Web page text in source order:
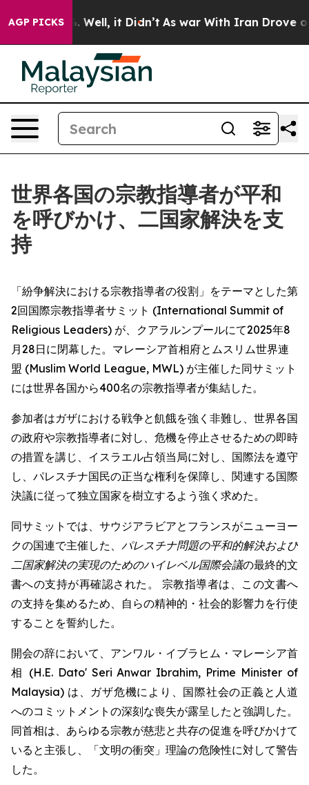
AGP PICKS
40%. Well, it Didn’t As war With Iran Drove oil
世界各国の宗教指導者が平和
を呼びかけ、二国家解決を支
持
「紛争解決における宗教指導者の役割」をテーマとした第
2回国際宗教指導者サミット (International Summit of
Religious Leaders) が、クアラルンプールにて2025年8
月28日に閉幕した。マレーシア首相府とムスリム世界連
盟 (Muslim World League, MWL) が主催した同サミット
には世界各国から400名の宗教指導者が集結した。
参加者はガザにおける戦争と飢餓を強く非難し、世界各国
の政府や宗教指導者に対し、危機を停止させるための即時
の措置を講じ、イスラエル占領当局に対し、国際法を遵守
し、パレスチナ国民の正当な権利を保障し、関連する国際
決議に従って独立国家を樹立するよう強く求めた。
同サミットでは、サウジアラビアとフランスがニューヨー
クの国連で主催した、 パレスチナ問題の平和的解決および
二国家解決の実現のためのハイレベル国際会議の最終的文
書への支持が再確認された。 宗教指導者は、この文書へ
の支持を集めるため、自らの精神的・社会的影響力を行使
することを誓約した。
開会の辞において、アンワル・イブラヒム・マレーシア首
相 (H.E. Dato' Seri Anwar Ibrahim, Prime Minister of
Malaysia) は、ガザ危機により、国際社会の正義と人道
へのコミットメントの深刻な喪失が露呈したと強調した。
同首相は、あらゆる宗教が慈悲と共存の促進を呼びかけて
いると主張し、「文明の衝突」理論の危険性に対して警告
した。